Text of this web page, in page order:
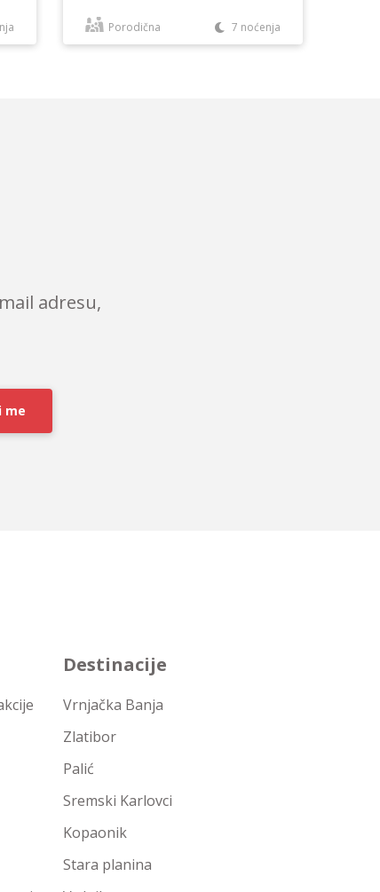
Porodična 7 noćenja
adresu,
me
Destinacije
Vrnjačka Banja
Zlatibor
Palić
Sremski Karlovci
Kopaonik
Stara planina